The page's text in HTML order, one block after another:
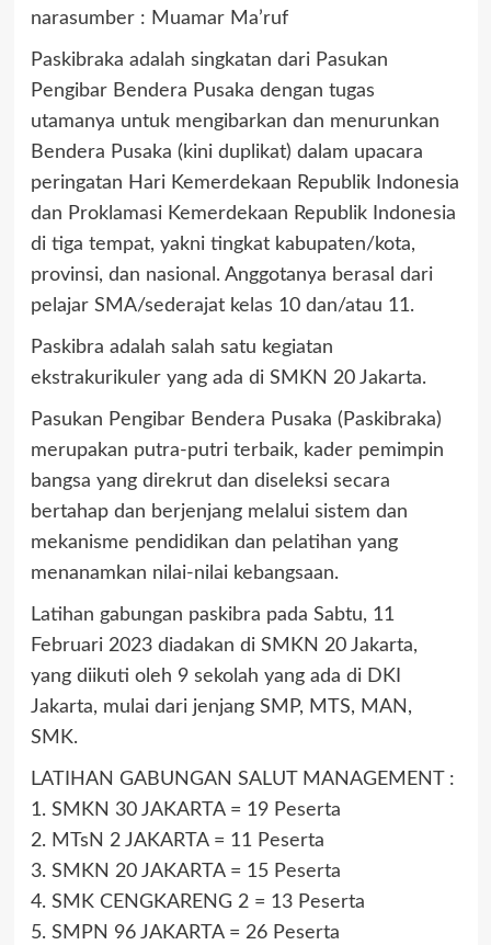
narasumber : Muamar Ma’ruf
Paskibraka adalah singkatan dari Pasukan
Pengibar Bendera Pusaka dengan tugas
utamanya untuk mengibarkan dan menurunkan
Bendera Pusaka (kini duplikat) dalam upacara
peringatan Hari Kemerdekaan Republik Indonesia
dan Proklamasi Kemerdekaan Republik Indonesia
di tiga tempat, yakni tingkat kabupaten/kota,
provinsi, dan nasional. Anggotanya berasal dari
pelajar SMA/sederajat kelas 10 dan/atau 11.
Paskibra adalah salah satu kegiatan
ekstrakurikuler yang ada di SMKN 20 Jakarta.
Pasukan Pengibar Bendera Pusaka (Paskibraka)
merupakan putra-putri terbaik, kader pemimpin
bangsa yang direkrut dan diseleksi secara
bertahap dan berjenjang melalui sistem dan
mekanisme pendidikan dan pelatihan yang
menanamkan nilai-nilai kebangsaan.
Latihan gabungan paskibra pada Sabtu, 11
Februari 2023 diadakan di SMKN 20 Jakarta,
yang diikuti oleh 9 sekolah yang ada di DKI
Jakarta, mulai dari jenjang SMP, MTS, MAN,
SMK.
LATIHAN GABUNGAN SALUT MANAGEMENT :
1. SMKN 30 JAKARTA = 19 Peserta
2. MTsN 2 JAKARTA = 11 Peserta
3. SMKN 20 JAKARTA = 15 Peserta
4. SMK CENGKARENG 2 = 13 Peserta
5. SMPN 96 JAKARTA = 26 Peserta